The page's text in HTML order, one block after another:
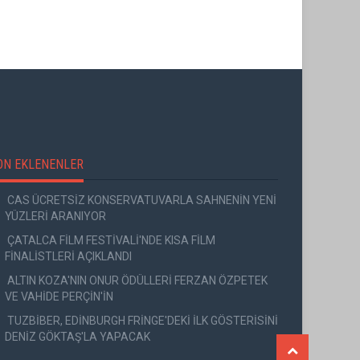
EKLENENLER
CAS ÜCRETSİZ KONSERVATUVARLA SAHNENİN YENİ
YÜZLERİ ARANIYOR
ÇATALCA FİLM FESTİVALİ'NDE KISA FİLM
FİNALİSTLERİ AÇIKLANDI
ALTIN KOZA'NIN ONUR ÖDÜLLERİ FERZAN ÖZPETEK
VE VAHİDE PERÇİN'İN
TUZBİBER, EDİNBURGH FRİNGE'DEKİ İLK GÖSTERİSİNİ
DENİZ GÖKTAŞ'LA YAPACAK